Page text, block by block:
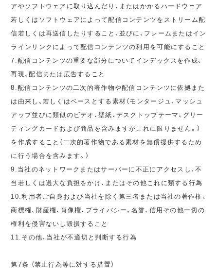
アやソフトウェアに取り込んだり、またはかかるハードウェア
若しくはソフトウェアによって配信コンテンツをストリーム配
信若しくは再送信したりすること、並びに、フレームまたはイン
ラインリンクによって配信コンテンツの利用を可能にすること
7.配信コンテンツの重要な部分についてインデックスを作成、
再現、配信または広告すること
8.配信コンテンツの二次的著作物や配信コンテンツに依拠また
は由来し、若しくはベースとする素材（モンタージュ、マッシュ
アップ並びに類似のビデオ、壁紙、デスクトップテーマ、グリー
ティングカードおよび商品を含みますがこれに限りません。）
を作成すること（二次的著作物である素材を無償提供するため
に行う場合を含みます。）
9.当社のネットワークまたはサーバーに不正にアクセスし、不
当若しくは過大な負担をかけ、またはその他これに類する行為
10.利用者ご自身および当社を除く第三者または当社の著作権、
商標権、財産権、肖像権、プライバシー、名誉、信用その他一切の
権利を侵害ないし毀損すること
11.その他、当社が不適切と判断する行為
第7条 （禁止行為等に対する措置）